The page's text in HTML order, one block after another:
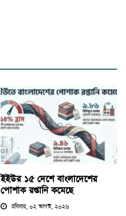
ইইউর ১৫ দেশে বাংলাদেশের
পোশাক রপ্তানি কমেছে
রবিবার, ০২ আগস্ট, ২০২৬